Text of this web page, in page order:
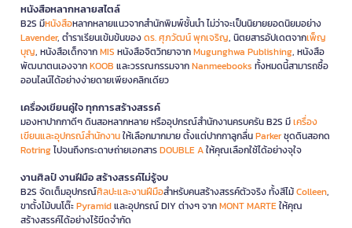
หนังสือหลากหลายสไตล์
B2S มีหนังสือหลากหลายแนวจากสำนักพิมพ์ชั้นนำ ไม่ว่าจะเป็นนิยายยอดนิยมอย่าง
Lavender, ตำราเรียนเข้มข้นของดร. ศุภวัฒน์ พุกเจริญ, นิตยสารอัปเดตจากเพ็ญ
บุญ, หนังสือเด็กจากMIS หนังสือจิตวิทยาจากMugunghwa Publishing, หนังสือ
พัฒนาตนเองจากKOOB และวรรณกรรมจากNanmeebooks ทั้งหมดนี้สามารถซื้อ
ออนไลน์ได้อย่างง่ายดายเพียงคลิกเดียว
เครื่องเขียนคู่ใจ ทุกการสร้างสรรค์
มองหาปากกาดีๆ ดินสอหลากหลาย หรืออุปกรณ์สำนักงานครบครัน B2S มีเครื่อง
เขียนและอุปกรณ์สำนักงานให้เลือกมากมาย ตั้งแต่ปากกาลูกลื่นParkerชุดดินสอกด
Rotringไปจนถึงกระดาษถ่ายเอกสารDOUBLE Aให้คุณเลือกใช้ได้อย่างจุใจ
งานศิลป์ งานฝีมือ สร้างสรรค์ไม่รู้จบ
B2S จัดเต็มอุปกรณ์ศิลปะและงานฝีมือสำหรับคนสร้างสรรค์ตัวจริง ทั้งสีไม้Colleen,
ขาตั้งไม้บนโต๊ะPyramidและอุปกรณ์ DIY ต่างๆ จากMONT MARTEให้คุณ
สร้างสรรค์ได้อย่างไร้ขีดจำกัด